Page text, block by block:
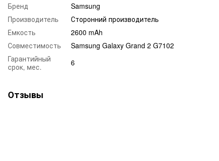
Бренд
Samsung
Производитель
Сторонний производитель
Емкость
2600 mAh
Совместимость
Samsung Galaxy Grand 2 G7102
Гарантийный
срок, мес.
6
Отзывы